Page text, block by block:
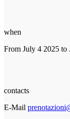
when
From July 4 2025 to
contacts
E-Mail